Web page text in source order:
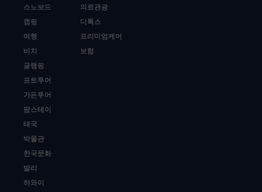
스노보드
캠핑
여행
비치
글램핑
포토투어
가든투어
팜스테이
태국
박물관
한국문화
발리
하와이
의료관광
디톡스
프리미엄케어
보험